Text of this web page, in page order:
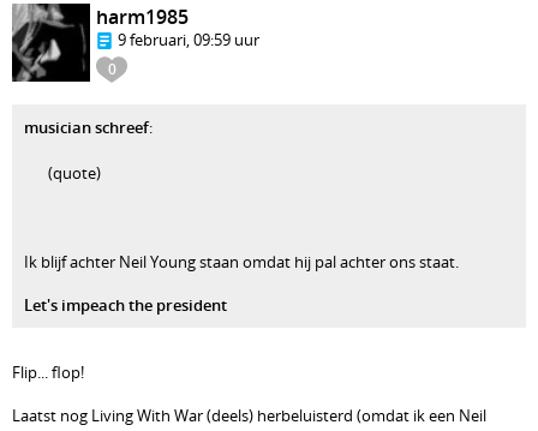
0
harm1985
9 februari, 09:59 uur
musician schreef:
(quote)
Ik blijf achter Neil Young staan omdat hij pal achter ons staat.
Let's impeach the president
Flip... flop!
Laatst nog Living With War (deels) herbeluisterd (omdat ik een Neil